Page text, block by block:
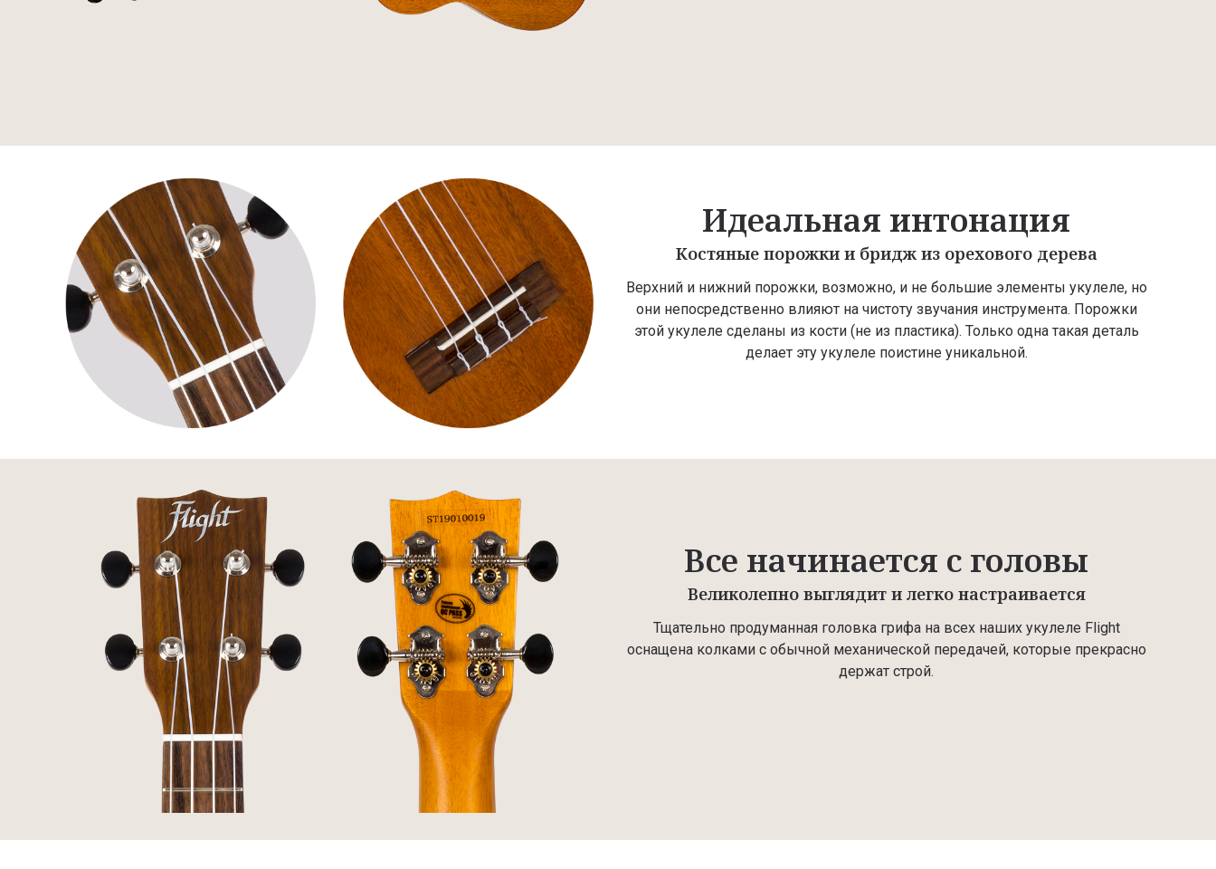
Идеальная интонация
Костяные порожки и бридж из орехового дерева
Верхний и нижний порожки, возможно, и не большие элементы укулеле, но
они непосредственно влияют на чистоту звучания инструмента. Порожки
этой укулеле сделаны из кости (не из пластика). Только одна такая деталь
делает эту укулеле поистине уникальной.
Все начинается с головы
Великолепно выглядит и легко настраивается
Тщательно продуманная головка грифа на всех наших укулеле Flight
оснащена колками с обычной механической передачей, которые прекрасно
держат строй.